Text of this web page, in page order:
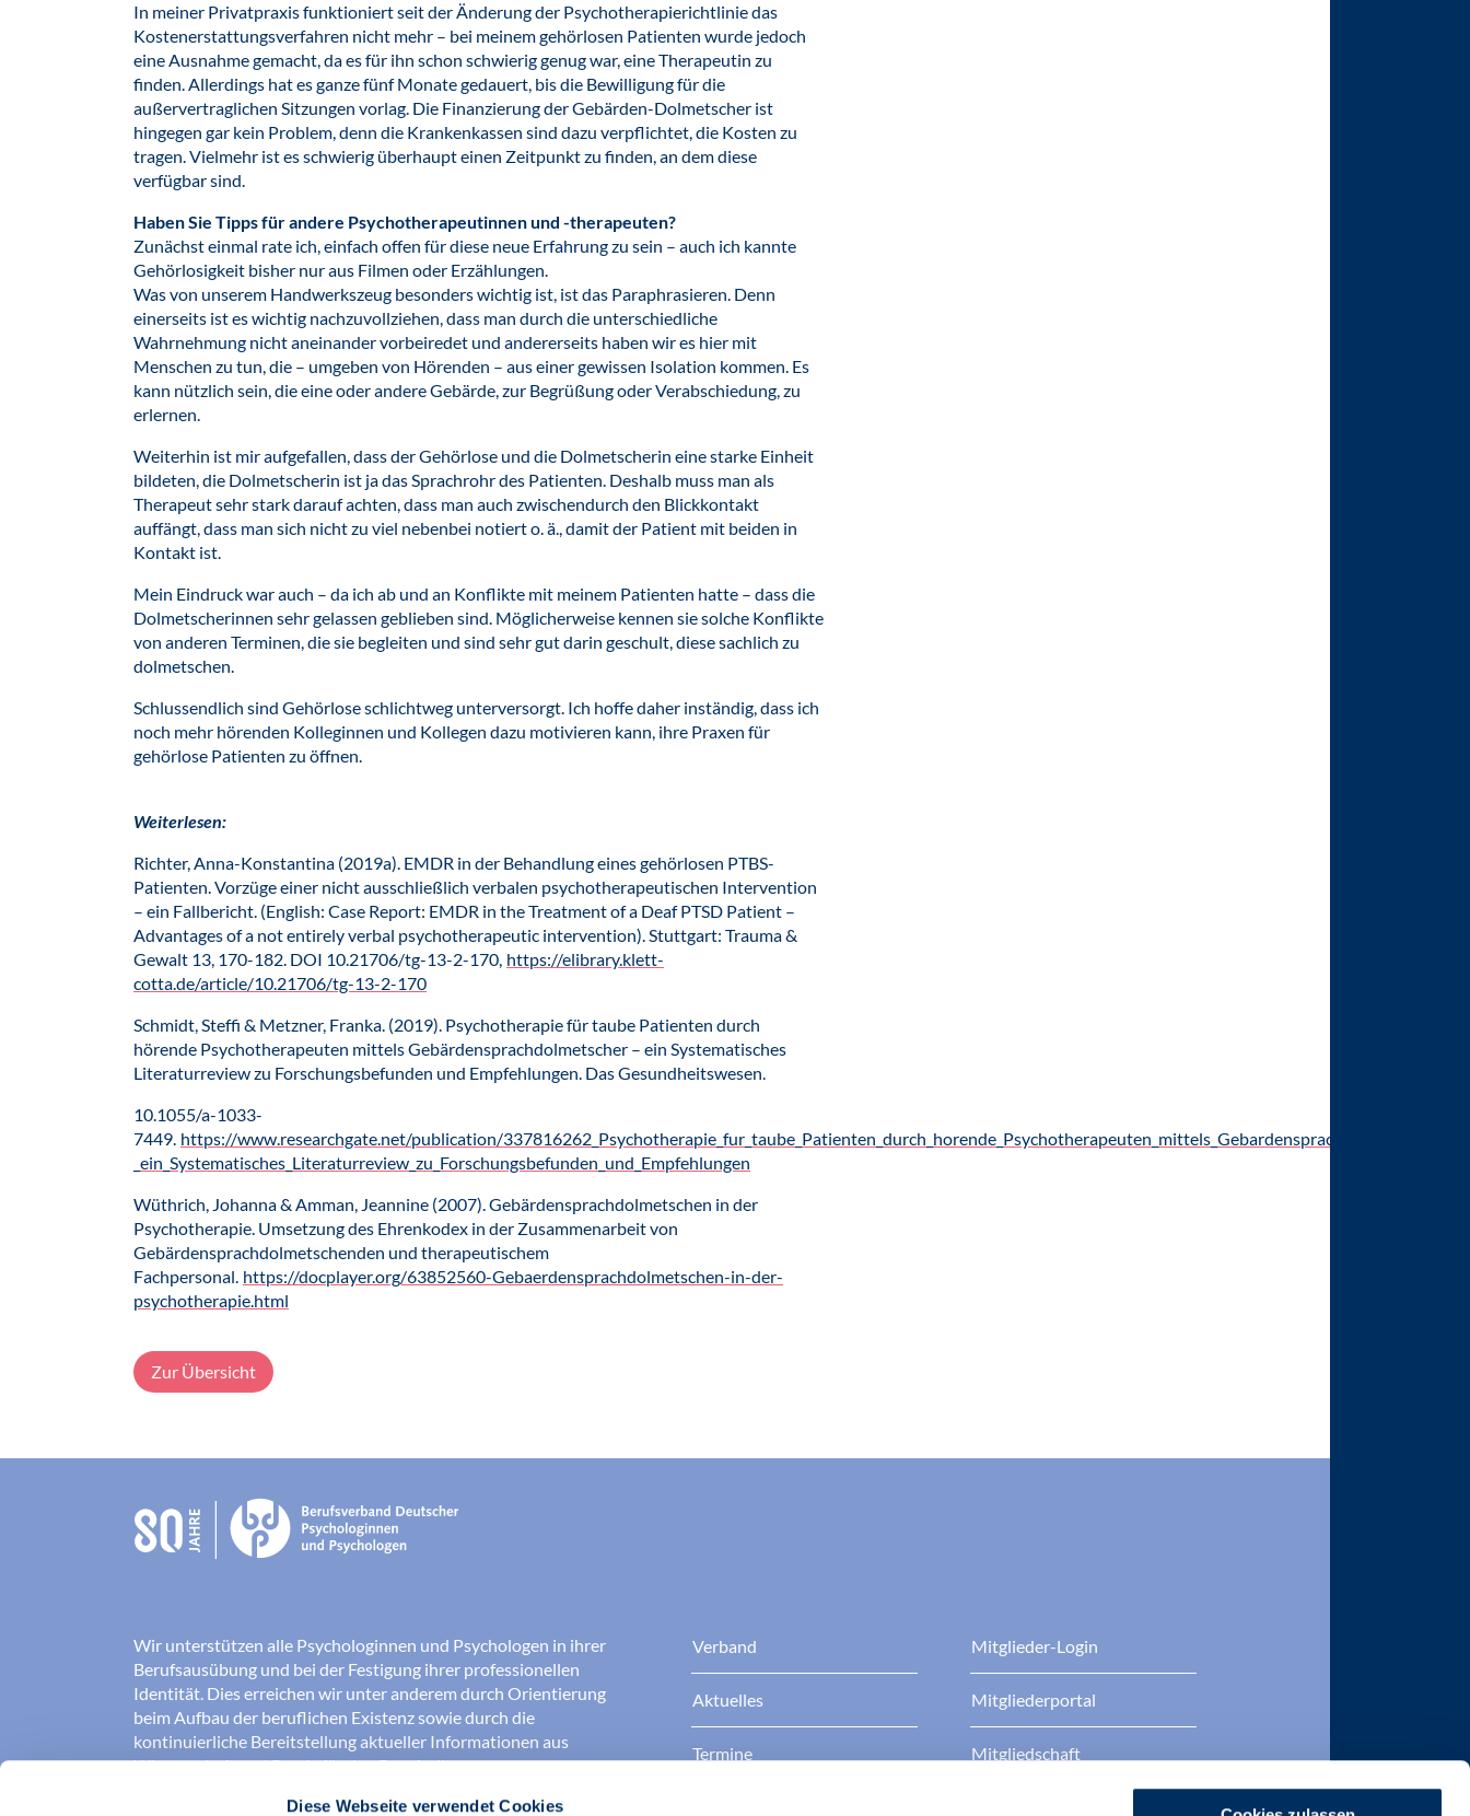
Diese Webseite verwendet Cookies
In meiner Privatpraxis funktioniert seit der Änderung der Psychotherapierichtlinie das
Kostenerstattungsverfahren nicht mehr – bei meinem gehörlosen Patienten wurde jedoch
eine Ausnahme gemacht, da es für ihn schon schwierig genug war, eine Therapeutin zu
finden. Allerdings hat es ganze fünf Monate gedauert, bis die Bewilligung für die
außervertraglichen Sitzungen vorlag. Die Finanzierung der Gebärden-Dolmetscher ist
hingegen gar kein Problem, denn die Krankenkassen sind dazu verpflichtet, die Kosten zu
tragen. Vielmehr ist es schwierig überhaupt einen Zeitpunkt zu finden, an dem diese
verfügbar sind.
Haben Sie Tipps für andere Psychotherapeutinnen und -therapeuten?
Zunächst einmal rate ich, einfach offen für diese neue Erfahrung zu sein – auch ich kannte
Gehörlosigkeit bisher nur aus Filmen oder Erzählungen.
Was von unserem Handwerkszeug besonders wichtig ist, ist das Paraphrasieren. Denn
einerseits ist es wichtig nachzuvollziehen, dass man durch die unterschiedliche
Wahrnehmung nicht aneinander vorbeiredet und andererseits haben wir es hier mit
Menschen zu tun, die – umgeben von Hörenden – aus einer gewissen Isolation kommen. Es
kann nützlich sein, die eine oder andere Gebärde, zur Begrüßung oder Verabschiedung, zu
erlernen.
Weiterhin ist mir aufgefallen, dass der Gehörlose und die Dolmetscherin eine starke Einheit
bildeten, die Dolmetscherin ist ja das Sprachrohr des Patienten. Deshalb muss man als
Therapeut sehr stark darauf achten, dass man auch zwischendurch den Blickkontakt
auffängt, dass man sich nicht zu viel nebenbei notiert o. ä., damit der Patient mit beiden in
Kontakt ist.
Mein Eindruck war auch – da ich ab und an Konflikte mit meinem Patienten hatte – dass die
Dolmetscherinnen sehr gelassen geblieben sind. Möglicherweise kennen sie solche Konflikte
von anderen Terminen, die sie begleiten und sind sehr gut darin geschult, diese sachlich zu
dolmetschen.
Schlussendlich sind Gehörlose schlichtweg unterversorgt. Ich hoffe daher inständig, dass ich
noch mehr hörenden Kolleginnen und Kollegen dazu motivieren kann, ihre Praxen für
gehörlose Patienten zu öffnen.
Weiterlesen:
Richter, Anna-Konstantina (2019a). EMDR in der Behandlung eines gehörlosen PTBS-
Patienten. Vorzüge einer nicht ausschließlich verbalen psychotherapeutischen Intervention
– ein Fallbericht. (English: Case Report: EMDR in the Treatment of a Deaf PTSD Patient –
Advantages of a not entirely verbal psychotherapeutic intervention). Stuttgart: Trauma &
Gewalt 13, 170-182. DOI 10.21706/tg-13-2-170, https://elibrary.klett-
cotta.de/article/10.21706/tg-13-2-170
Schmidt, Steffi & Metzner, Franka. (2019). Psychotherapie für taube Patienten durch
hörende Psychotherapeuten mittels Gebärdensprachdolmetscher – ein Systematisches
Literaturreview zu Forschungsbefunden und Empfehlungen. Das Gesundheitswesen.
10.1055/a-1033-
7449. https://www.researchgate.net/publication/337816262_Psychotherapie_fur_taube_Patienten_durch_horende_Psychotherapeuten_mittels_Gebardensprachdolmetscher_-
_ein_Systematisches_Literaturreview_zu_Forschungsbefunden_und_Empfehlungen
Wüthrich, Johanna & Amman, Jeannine (2007). Gebärdensprachdolmetschen in der
Psychotherapie. Umsetzung des Ehrenkodex in der Zusammenarbeit von
Gebärdensprachdolmetschenden und therapeutischem
Fachpersonal. https://docplayer.org/63852560-Gebaerdensprachdolmetschen-in-der-
psychotherapie.html
Zur Übersicht
Wir unterstützen alle Psychologinnen und Psychologen in ihrer
Berufsausübung und bei der Festigung ihrer professionellen
Identität. Dies erreichen wir unter anderem durch Orientierung
beim Aufbau der beruflichen Existenz sowie durch die
kontinuierliche Bereitstellung aktueller Informationen aus
Wissenschaft und Praxis für den Berufsalltag.
Verband
Aktuelles
Termine
Mitglieder-Login
Mitgliederportal
Mitgliedschaft